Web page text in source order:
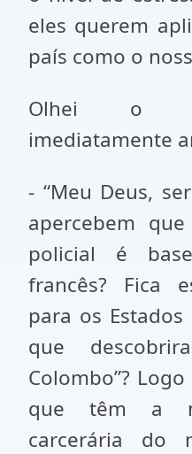
eles querem
país como o
Olhei o
imediatamente
- “Meu Deus,
apercebem
policial é
francês? Fica
para os
que
Colombo”?
que têm a
carcerária do